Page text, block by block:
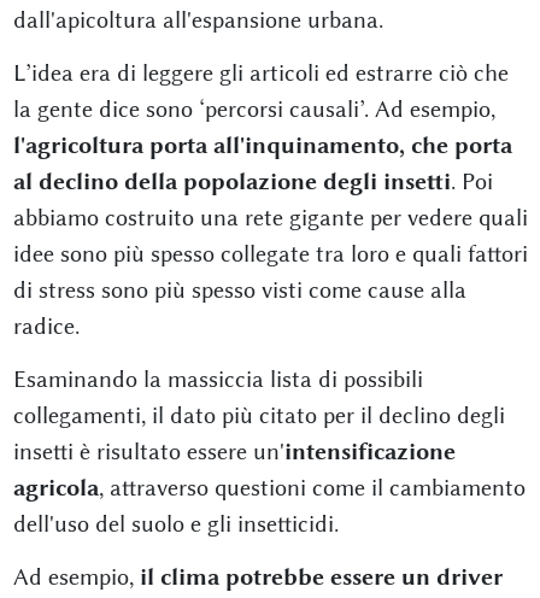
dall'apicoltura all'espansione urbana.
L’idea era di leggere gli articoli ed estrarre ciò che
la gente dice sono ‘percorsi causali’. Ad esempio,
l'agricoltura porta all'inquinamento, che porta
al declino della popolazione degli insetti. Poi
abbiamo costruito una rete gigante per vedere quali
idee sono più spesso collegate tra loro e quali fattori
di stress sono più spesso visti come cause alla
radice.
Esaminando la massiccia lista di possibili
collegamenti, il dato più citato per il declino degli
insetti è risultato essere un'intensificazione
agricola, attraverso questioni come il cambiamento
dell'uso del suolo e gli insetticidi.
Ad esempio, il clima potrebbe essere un driver